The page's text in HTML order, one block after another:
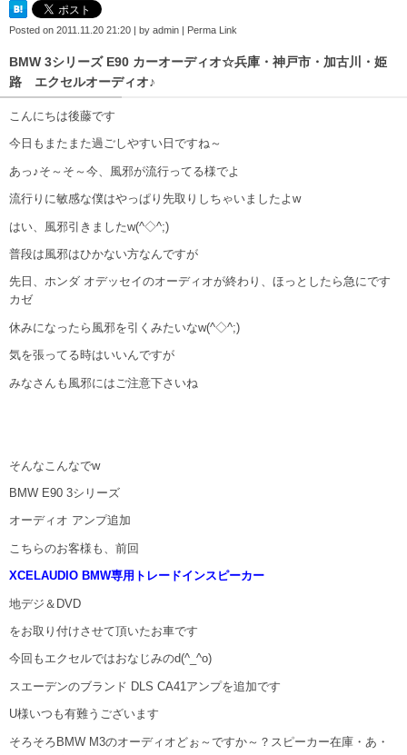
Posted on 2011.11.20 21:20 | by admin | Perma Link
BMW 3シリーズ E90 カーオーディオ☆兵庫・神戸市・加古川・姫
路 エクセルオーディオ♪
こんにちは後藤です
今日もまたまた過ごしやすい日ですね～
あっ♪そ～そ～今、風邪が流行ってる様でよ
流行りに敏感な僕はやっぱり先取りしちゃいましたよw
はい、風邪引きましたw(^◇^;)
普段は風邪はひかない方なんですが
先日、ホンダ オデッセイのオーディオが終わり、ほっとしたら急にです
カゼ
休みになったら風邪を引くみたいなw(^◇^;)
気を張ってる時はいいんですが
みなさんも風邪にはご注意下さいね
そんなこんなでw
BMW E90 3シリーズ
オーディオ アンプ追加
こちらのお客様も、前回
XCELAUDIO BMW専用トレードインスピーカー
地デジ＆DVD
をお取り付けさせて頂いたお車です
今回もエクセルではおなじみのd(^_^o)
スエーデンのブランド DLS CA41アンプを追加です
U様いつも有難うございます
そろそろBMW M3のオーディオどぉ～ですか～？スピーカー在庫・あ・